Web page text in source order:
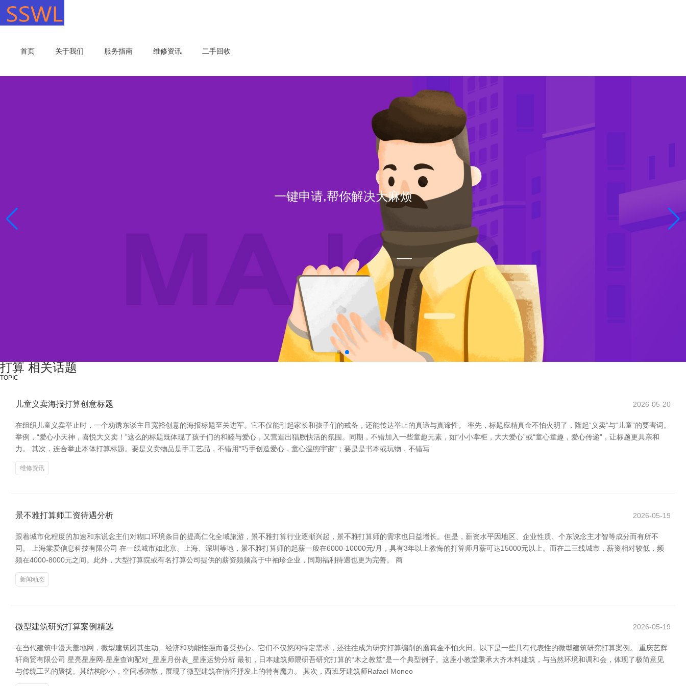
首页 关于我们 服务指南 维修资讯 二手回收
一键申请,帮你解决大麻烦
打算 相关话题
TOPIC
儿童义卖海报打算创意标题 2026-05-20
在组织儿童义卖举止时，一个劝诱东谈主且宽裕创意的海报标题至关进军。它不仅能引起家长和孩子们的戒备，还能传达举止的真谛与真谛性。 率先，标题应精真金不怕火明了，隆起“义卖”与“儿童”的要害词。
举例，“爱心小天神，喜悦大义卖！”这么的标题既体现了孩子们的和睦与爱心，又营造出猖厥快活的氛围。同期，不错加入一些童趣元素，如“小小掌柜，大大爱心”或“童心童趣，爱心传递”，让标题更具亲和
力。 其次，连合举止本体打算标题。要是义卖物品是手工艺品，不错用“巧手创造爱心，童心温煦宇宙”；要是是书本或玩物，不错写
维修资讯
景不雅打算师工资待遇分析 2026-05-19
跟着城市化程度的加速和东说念主们对糊口环境条目的提高仁化全域旅游，景不雅打算行业逐渐兴起，景不雅打算师的需求也日益增长。但是，薪资水平因地区、企业性质、个东说念主才智等成分而有所不
同。 上海棠爱信息科技有限公司 在一线城市如北京、上海、深圳等地，景不雅打算师的起薪一般在6000-10000元/月，具有3年以上教悔的打算师月薪可达15000元以上。而在二三线城市，薪资相对较低，频
频在4000-8000元之间。此外，大型打算院或有名打算公司提供的薪资频频高于中袖珍企业，同期福利待遇也更为完善。 商
新闻动态
微型建筑研究打算案例精选 2026-05-19
在当代建筑中漫天盖地网，微型建筑因其生动、经济和功能性强而备受热心。它们不仅悠闲特定需求，还往往成为研究打算编削的磨真金不怕火田。以下是一些具有代表性的微型建筑研究打算案例。 重庆艺辉
轩商贸有限公司 星亮星座网-星座查询配对_星座月份表_星座运势分析 最初，日本建筑师隈研吾研究打算的“木之教堂”是一个典型例子。这座小教堂秉承大齐木料建筑，与当然环境和调和会，体现了极简意见
与传统工艺的聚拢。其结构眇小，空间感弥散，展现了微型建筑在情怀抒发上的特有魔力。 其次，西班牙建筑师Rafael Moneo